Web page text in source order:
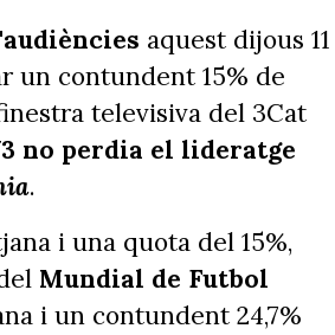
aquest dijous 11
un contundent 15% de
televisiva del 3Cat
no perdia el lideratge
.
i una quota del 15%,
Mundial de Futbol
i un contundent 24,7%